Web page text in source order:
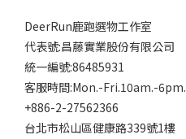
DeerRun鹿跑選物工作室
代表號:昌藤實業股份有限公司
統一編號:86485931
客服時間:Mon.-Fri.10am.-6pm.
+886-2-27562366
台北市松山區健康路339號1樓